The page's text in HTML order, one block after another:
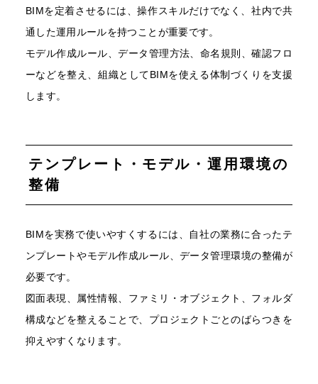
BIMを定着させるには、操作スキルだけでなく、社内で共
通した運用ルールを持つことが重要です。
モデル作成ルール、データ管理方法、命名規則、確認フロ
ーなどを整え、組織としてBIMを使える体制づくりを支援
します。
テンプレート・モデル・運用環境の
整備
BIMを実務で使いやすくするには、自社の業務に合ったテ
ンプレートやモデル作成ルール、データ管理環境の整備が
必要です。
図面表現、属性情報、ファミリ・オブジェクト、フォルダ
構成などを整えることで、プロジェクトごとのばらつきを
抑えやすくなります。